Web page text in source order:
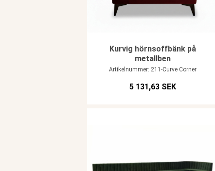
Kurvig hörnsoffbänk på
metallben
Artikelnummer: 211-Curve Corner
5 131,63 SEK